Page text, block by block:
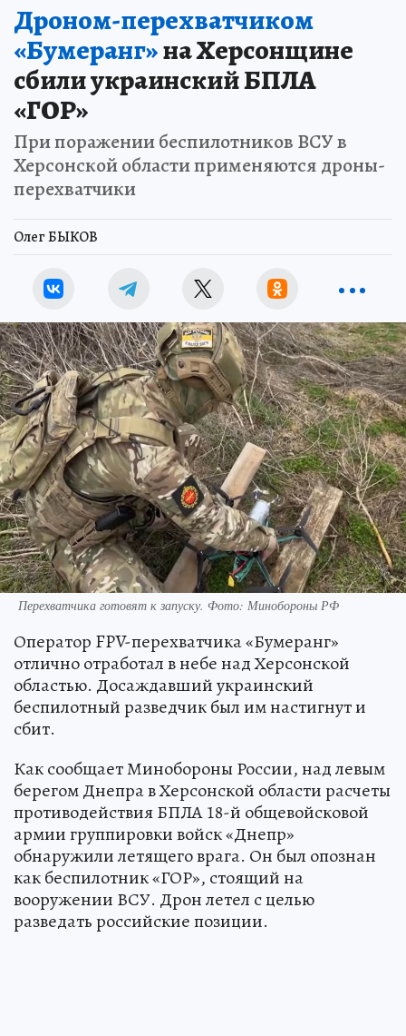
Дроном-перехватчиком
«Бумеранг»на Херсонщине
сбили украинский БПЛА
«ГОР»
При поражении беспилотников ВСУ в
Херсонской области применяются дроны-
перехватчики
Олег БЫКОВ
Перехватчика готовят к запуску. Фото: Минобороны РФ
Оператор FPV-перехватчика «Бумеранг»
отлично отработал в небе над Херсонской
областью. Досаждавший украинский
беспилотный разведчик был им настигнут и
сбит.
Как сообщает Минобороны России, над левым
берегом Днепра в Херсонской области расчеты
противодействия БПЛА 18-й общевойсковой
армии группировки войск «Днепр»
обнаружили летящего врага. Он был опознан
как беспилотник «ГОР», стоящий на
вооружении ВСУ. Дрон летел с целью
разведать российские позиции.